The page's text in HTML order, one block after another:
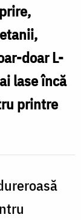
doar L-
lase încă
printre